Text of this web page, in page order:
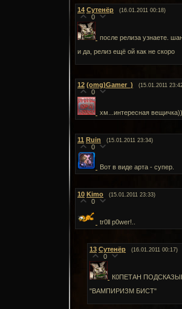
14 Сутенёр (16.01.2011 00:18)
0
после релиза узнаете.
и да, релиз ещё ой как не скоро
12 (omg)Gamer_) (15.01.2011
0
хм...интересная
11 Ruin (15.01.2011 23:34)
0
Вот в виде арта - супер.
10 Kimo (15.01.2011 23:33)
0
tr0ll p0wer!..
13 Сутенёр (16.01.2011 00:17)
0
К0ПЕТАН
"ВАМПИРИЗМ БИСТ"